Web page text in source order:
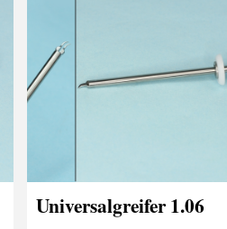
Universalgreifer 1.06